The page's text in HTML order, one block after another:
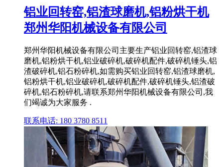
铝业回转窑,铝渣球磨机,铝粉烘干机
郑州华阳机械设备有限公司
郑州华阳机械设备有限公司主要生产铝业回转窑,铝渣球
磨机,铝粉烘干机,铝业破碎机,破碎机配件,破碎机锤头,铝
渣破碎机,铝石粉碎机,如需购买铝业回转窑,铝渣球磨机,
铝粉烘干机,铝业破碎机,破碎机配件,破碎机锤头,铝渣破
碎机,铝石粉碎机,请联系郑州华阳机械设备有限公司,我
们竭诚为大家服务 .
联系电话: 180 3780 8511